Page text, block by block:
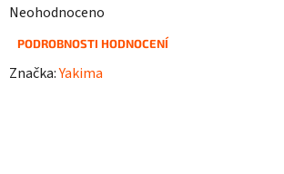
Průměrné
hodnocení
Neohodnoceno
PODROBNOSTI HODNOCENÍ
Značka:Yakima